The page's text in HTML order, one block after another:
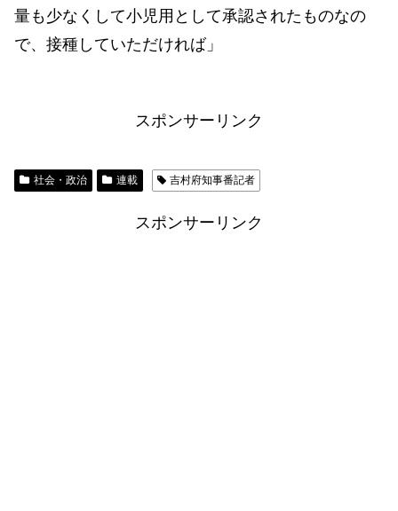
量も少なくして小児用として承認されたものなの
で、接種していただければ」
スポンサーリンク
社会・政治 連載 吉村府知事番記者
スポンサーリンク